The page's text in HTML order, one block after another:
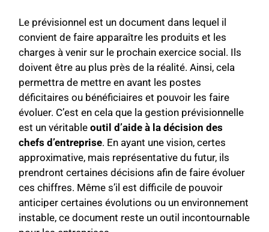
Le prévisionnel est un document dans lequel il
convient de faire apparaître les produits et les
charges à venir sur le prochain exercice social. Ils
doivent être au plus près de la réalité. Ainsi, cela
permettra de mettre en avant les postes
déficitaires ou bénéficiaires et pouvoir les faire
évoluer. C’est en cela que la gestion prévisionnelle
est un véritableoutil d’aide à la décision des
chefs d’entreprise. En ayant une vision, certes
approximative, mais représentative du futur, ils
prendront certaines décisions afin de faire évoluer
ces chiffres. Même s’il est difficile de pouvoir
anticiper certaines évolutions ou un environnement
instable, ce document reste un outil incontournable